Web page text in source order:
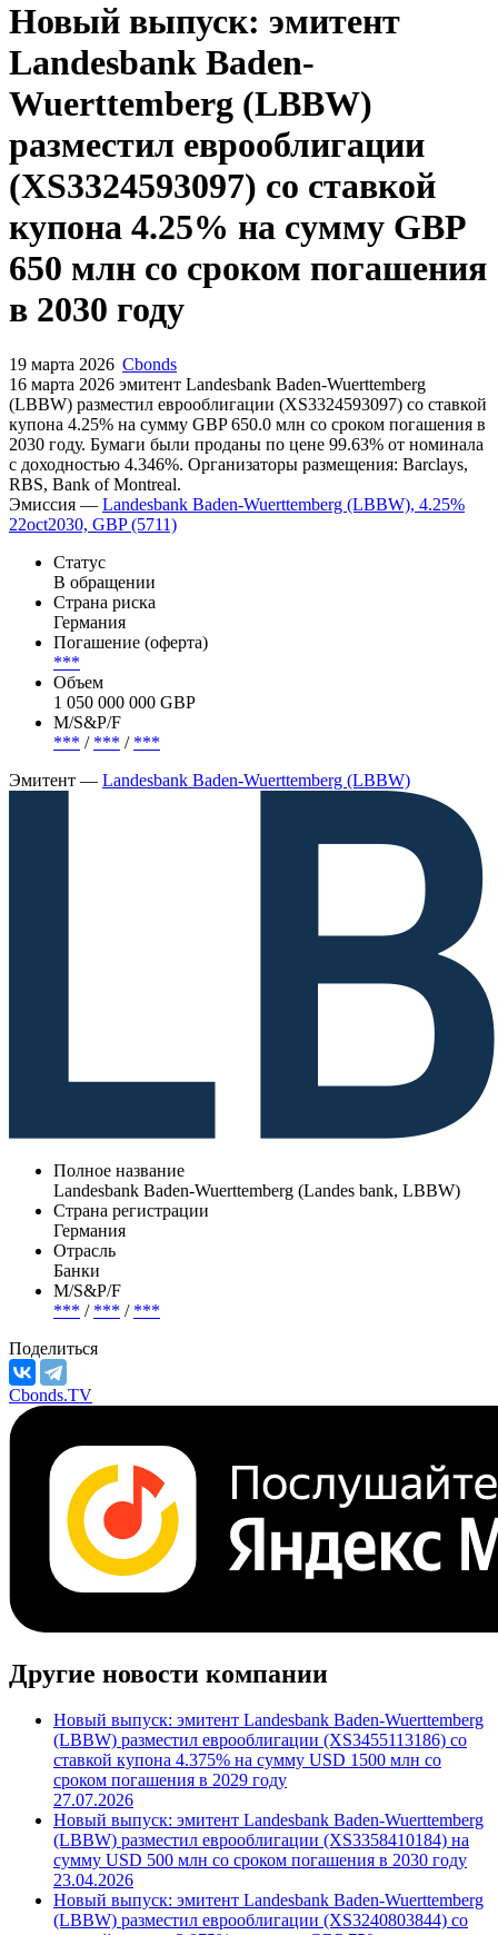
Новый выпуск: эмитент
Landesbank Baden-
Wuerttemberg (LBBW)
разместил еврооблигации
(XS3324593097) со ставкой
купона 4.25% на сумму GBP
650 млн со сроком погашения
в 2030 году
19 марта 2026 Cbonds
16 марта 2026 эмитент Landesbank Baden-Wuerttemberg
(LBBW) разместил еврооблигации (XS3324593097) cо ставкой
купона 4.25% на сумму GBP 650.0 млн со сроком погашения в
2030 году. Бумаги были проданы по цене 99.63% от номинала
с доходностью 4.346%. Организаторы размещения: Barclays,
RBS, Bank of Montreal.
Эмиссия — Landesbank Baden-Wuerttemberg (LBBW), 4.25%
22oct2030, GBP (5711)
Статус
В обращении
Страна риска
Германия
Погашение (оферта)
***
Объем
1 050 000 000 GBP
М/S&P/F
*** / *** / ***
Эмитент — Landesbank Baden-Wuerttemberg (LBBW)
Полное название
Landesbank Baden-Wuerttemberg (Landes bank, LBBW)
Страна регистрации
Германия
Отрасль
Банки
М/S&P/F
*** / *** / ***
Поделиться
Cbonds.TV
Другие новости компании
Новый выпуск: эмитент Landesbank Baden-Wuerttemberg
(LBBW) разместил еврооблигации (XS3455113186) со
ставкой купона 4.375% на сумму USD 1500 млн со
сроком погашения в 2029 году
27.07.2026
Новый выпуск: эмитент Landesbank Baden-Wuerttemberg
(LBBW) разместил еврооблигации (XS3358410184) на
сумму USD 500 млн со сроком погашения в 2030 году
23.04.2026
Новый выпуск: эмитент Landesbank Baden-Wuerttemberg
(LBBW) разместил еврооблигации (XS3240803844) со